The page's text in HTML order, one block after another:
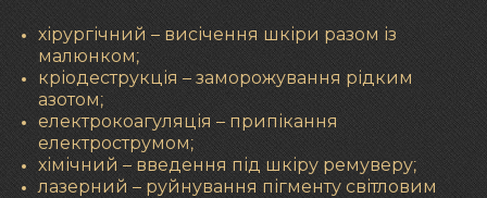
хірургічний – висічення шкіри разом із
малюнком;
кріодеструкція – заморожування рідким
азотом;
електрокоагуляція – припікання
електрострумом;
хімічний – введення під шкіру ремуверу;
лазерний – руйнування пігменту світловим